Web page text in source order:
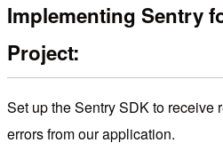
Implementing Sentry
Project:
Set up the Sentry SDK to receive
errors from our application.